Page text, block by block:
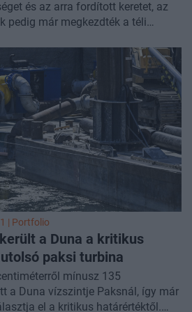
és az arra fordított keretet, az
pedig már megkezdték a téli
mintegy másfél millió, részben
magyar számára jelenthet
| Portfolio
a Duna a kritikus
paksi turbina
mínusz 135
a Duna vízszintje Paksnál, így már
el a kritikus határértéktől.